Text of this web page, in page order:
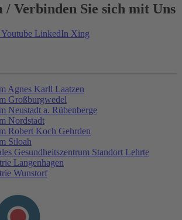
/ Verbinden Sie sich mit Uns
Youtube LinkedIn Xing
Agnes Karll Laatzen
Großburgwedel
Neustadt a. Rübenberge
Nordstadt
Robert Koch Gehrden
Siloah
Gesundheitszentrum Standort Lehrte
Langenhagen
Wunstorf